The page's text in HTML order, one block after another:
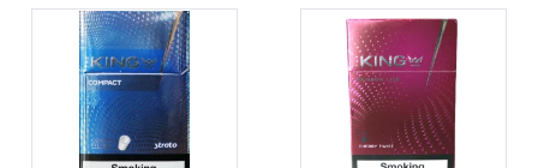
Быстрый просмотр Быстрый просмотр